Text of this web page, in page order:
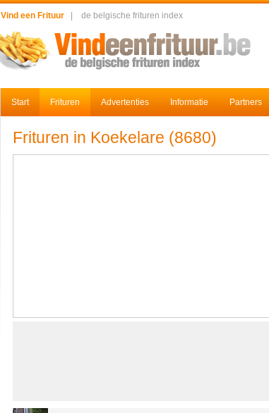
Vind een Frituur de belgische frituren index
Start Frituren Advertenties Informatie Partners
Frituren in Koekelare (8680)